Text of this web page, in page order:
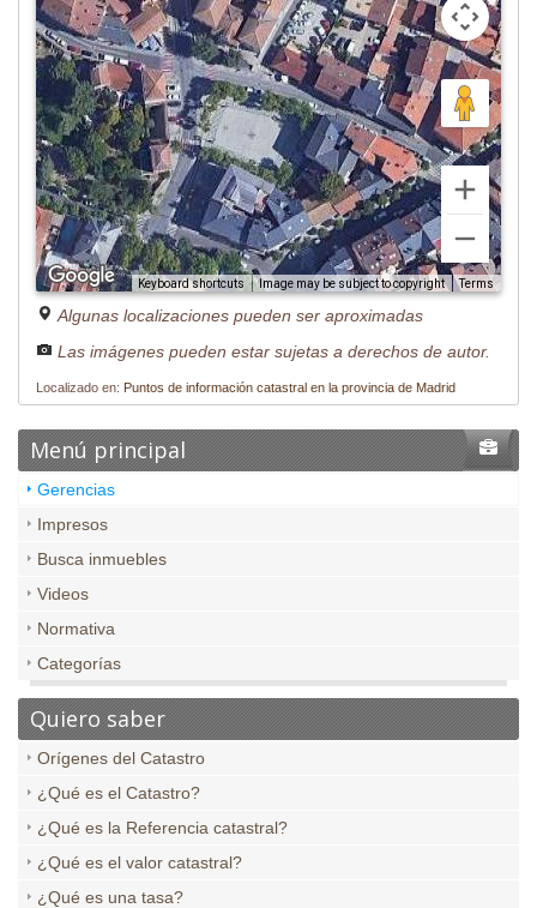
Keyboard shortcuts Image may be subject to copyright Terms
Algunas localizaciones pueden ser aproximadas
Las imágenes pueden estar sujetas a derechos de autor.
Localizado en: Puntos de información catastral en la provincia de Madrid
Menú principal
Gerencias
Impresos
Busca inmuebles
Videos
Normativa
Categorías
Quiero saber
Orígenes del Catastro
¿Qué es el Catastro?
¿Qué es la Referencia catastral?
¿Qué es el valor catastral?
¿Qué es una tasa?